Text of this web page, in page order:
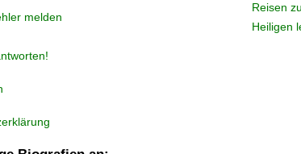
Reisen
Heiligen
melden